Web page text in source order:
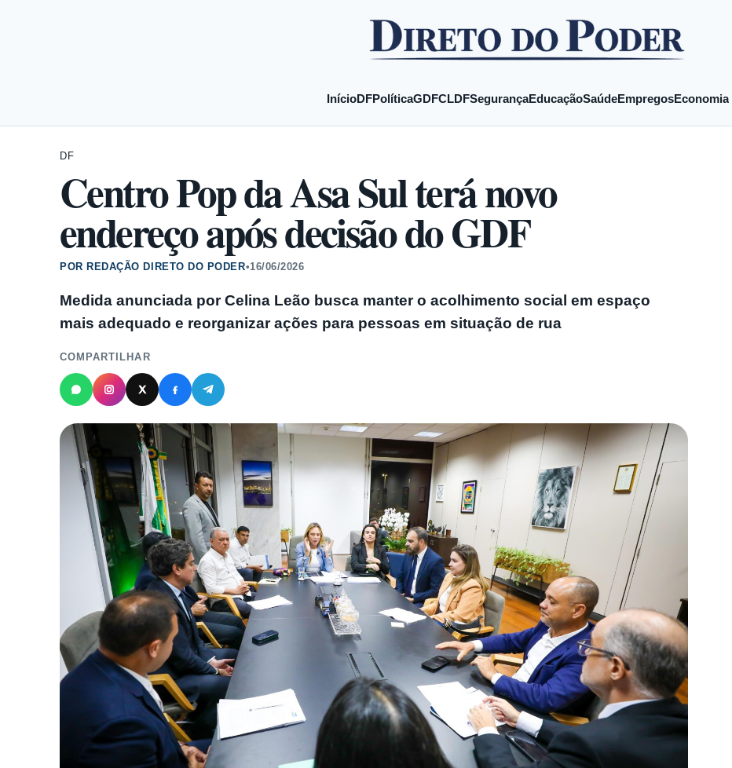
InícioDFPolíticaGDFCLDFSegurançaEducaçãoSaúdeEmpregosEconomia
DF
Centro Pop da Asa Sul terá novo
endereço após decisão do GDF
POR REDAÇÃO DIRETO DO PODER•16/06/2026
Medida anunciada por Celina Leão busca manter o acolhimento social em espaço
mais adequado e reorganizar ações para pessoas em situação de rua
COMPARTILHAR